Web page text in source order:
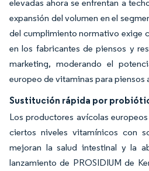
elevadas ahora se enfrentan a
expansión del volumen en el
del cumplimiento normativo exige
en los fabricantes de piensos y
marketing, moderando el
europeo de vitaminas para piensos
Sustitución rápida por
Los productores avícolas
ciertos niveles vitamínicos con
mejoran la salud intestinal y la
lanzamiento de PROSIDIUM de